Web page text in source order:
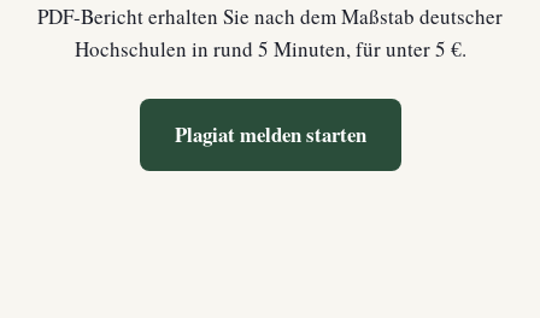
PDF-Bericht erhalten Sie nach dem Maßstab deutscher
Hochschulen in rund 5 Minuten, für unter 5 €.
Plagiat melden starten